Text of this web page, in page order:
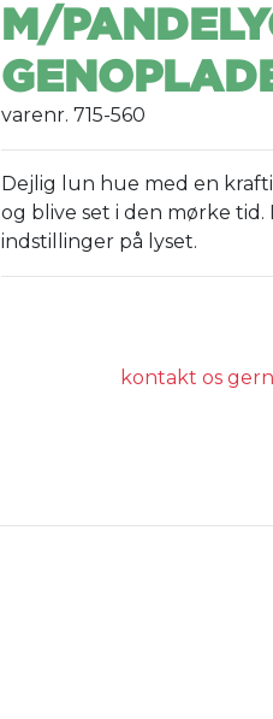
M/
varenr. 715-560
Dejlig lun hue med en
og blive set i den mørke
indstillinger på lyset.
kontakt os